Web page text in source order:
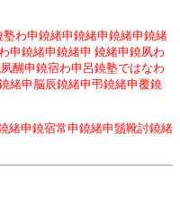
わ申鐃緒申鐃緒申鐃緒申鐃緒
申鐃緒申鐃緒申 鐃緒申鐃夙わ
醐申鐃宿わ申呂鐃塾ではなわ
緒申脳辰鐃緒申弔鐃緒申覆鐃
緒申鐃宿常申鐃緒申鬚靴討鐃緒